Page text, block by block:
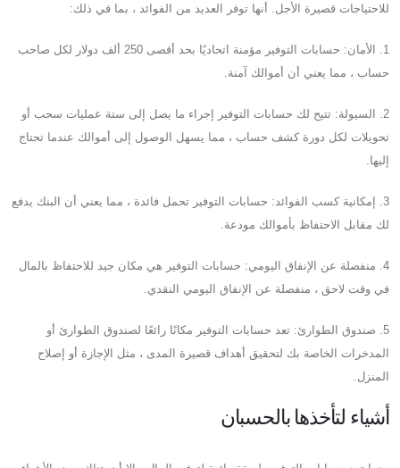
للاحتياجات قصيرة الأجل. أنها توفر العديد من الفوائد ، بما في ذلك:
1. الأمان: حسابات التوفير مؤمنة اتحاديًا بحد أقصى 250 ألف دولار لكل صاحب
حساب ، مما يعني أن أموالك آمنة.
2. السيولة: تتيح لك حسابات التوفير إجراء ما يصل إلى ستة عمليات سحب أو
تحويلات لكل دورة كشف حساب ، مما يسهل الوصول إلى أموالك عندما تحتاج
إليها.
3. إمكانية كسب الفوائد: حسابات التوفير تحمل فائدة ، مما يعني أن البنك يدفع
لك مقابل الاحتفاظ بأموالك مودعة.
4. منفصلة عن الإنفاق اليومي: حسابات التوفير هي مكان جيد للاحتفاظ بالمال
في وقت لاحق ، منفصلة عن الإنفاق اليومي النقدي.
5. صندوق الطوارئ: تعد حسابات التوفير مكانًا رائعًا لصندوق الطوارئ أو
المدخرات الخاصة بك لتحقيق أهداف قصيرة المدى ، مثل الإجازة أو إصلاح
المنزل.
أشياء لتأخذها بالحسبان